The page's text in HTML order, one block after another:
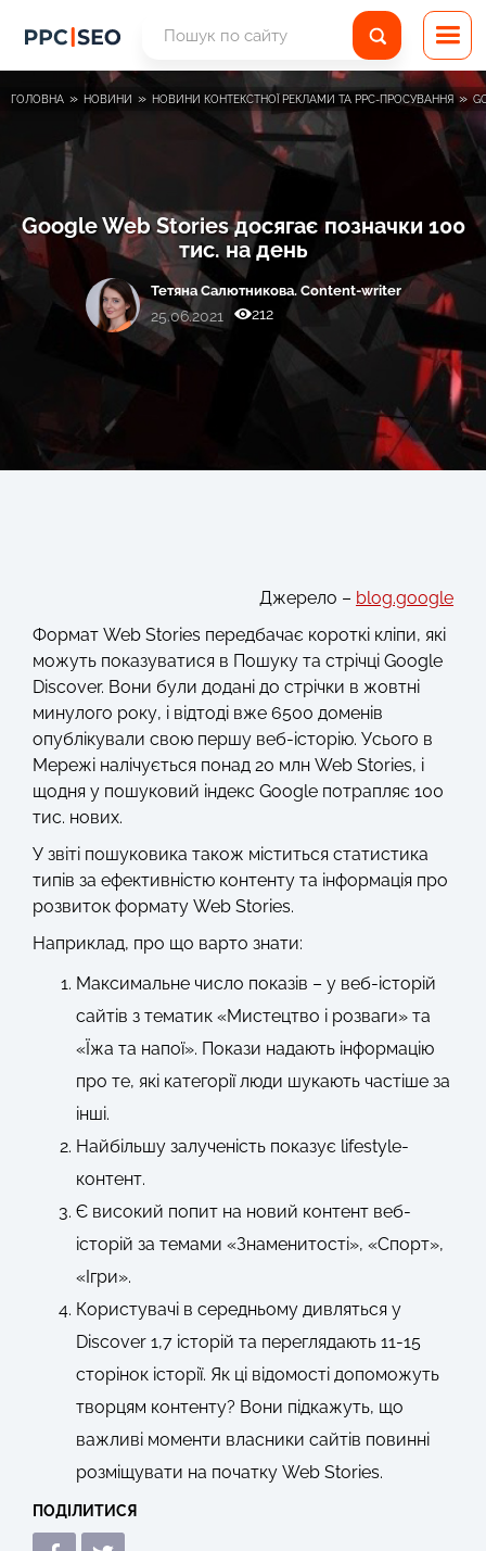
ГОЛОВНА » НОВИНИ » НОВИНИ КОНТЕКСТНОЇ РЕКЛАМИ ТА PPC-ПРОСУВАННЯ »
Google Web Stories досягає позначки 100
тис. на день
Тетяна Салютникова. Content-writer
25.06.2021 212
Джерело – blog.google
Формат Web Stories передбачає короткі кліпи, які
можуть показуватися в Пошуку та стрічці Google
Discover. Вони були додані до стрічки в жовтні
минулого року, і відтоді вже 6500 доменів
опублікували свою першу веб-історію. Усього в
Мережі налічується понад 20 млн Web Stories, і
щодня у пошуковий індекс Google потрапляє 100
тис. нових.
У звіті пошуковика також міститься статистика
типів за ефективністю контенту та інформація про
розвиток формату Web Stories.
Наприклад, про що варто знати:
Максимальне число показів – у веб-історій
сайтів з тематик «Мистецтво і розваги» та
«Їжа та напої». Покази надають інформацію
про те, які категорії люди шукають частіше за
інші.
Найбільшу залученість показує lifestyle-
контент.
Є високий попит на новий контент веб-
історій за темами «Знаменитості», «Спорт»,
«Ігри».
Користувачі в середньому дивляться у
Discover 1,7 історій та переглядають 11-15
сторінок історії. Як ці відомості допоможуть
творцям контенту? Вони підкажуть, що
важливі моменти власники сайтів повинні
розміщувати на початку Web Stories.
ПОДІЛИТИСЯ